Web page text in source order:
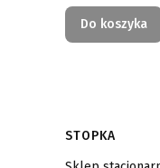
Do koszyka
Linki w
STOPKA